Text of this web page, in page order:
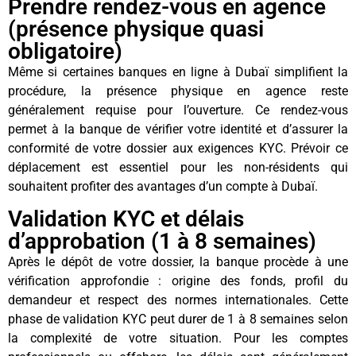
Prendre rendez-vous en agence
(présence physique quasi
obligatoire)
Même si certaines banques en ligne à Dubaï simplifient la
procédure, la présence physique en agence reste
généralement requise pour l’ouverture. Ce rendez-vous
permet à la banque de vérifier votre identité et d’assurer la
conformité de votre dossier aux exigences KYC. Prévoir ce
déplacement est essentiel pour les non-résidents qui
souhaitent profiter des avantages d’un compte à Dubaï.
Validation KYC et délais
d’approbation (1 à 8 semaines)
Après le dépôt de votre dossier, la banque procède à une
vérification approfondie : origine des fonds, profil du
demandeur et respect des normes internationales. Cette
phase de validation KYC peut durer de 1 à 8 semaines selon
la complexité de votre situation. Pour les comptes